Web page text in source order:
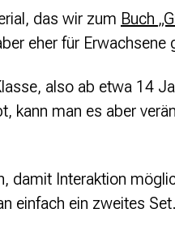
das wir zum Buch
eher für Erwachsene
also ab etwa 14
kann man es aber
damit Interaktion
einfach ein zweites Set.